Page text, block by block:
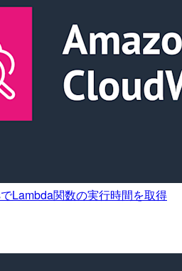
Lambda関数の実行時間を取得